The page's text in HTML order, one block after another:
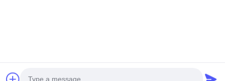
©2025- WUXI SYLAITH SPECIAL STEEL CO., LIMITED. Tất cả. Tất cả